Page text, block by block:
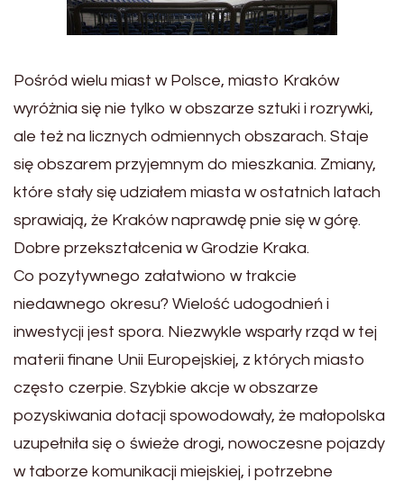
Pośród wielu miast w Polsce, miasto Kraków
wyróżnia się nie tylko w obszarze sztuki i rozrywki,
ale też na licznych odmiennych obszarach. Staje
się obszarem przyjemnym do mieszkania. Zmiany,
które stały się udziałem miasta w ostatnich latach
sprawiają, że Kraków naprawdę pnie się w górę.
Dobre przekształcenia w Grodzie Kraka.
Co pozytywnego załatwiono w trakcie
niedawnego okresu? Wielość udogodnień i
inwestycji jest spora. Niezwykle wsparły rząd w tej
materii finane Unii Europejskiej, z których miasto
często czerpie. Szybkie akcje w obszarze
pozyskiwania dotacji spowodowały, że małopolska
uzupełniła się o świeże drogi, nowoczesne pojazdy
w taborze komunikacji miejskiej, i potrzebne